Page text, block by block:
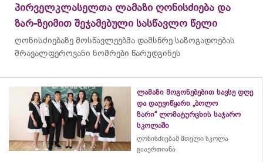
პირველკლასელთა ლამაზი ღონისძიება და
ზარ-ზეიმით შეჯამებული სასწავლო წელი
ღონისძიებაზე მოსწავლეებმა დამსწრე საზოგადოებას
მრავალფეროვანი ნომრები წარუდგინეს
ლამაზი მოგონებებით სავსე დღე
და დაუვიწყარი „ბოლო
ზარი“ ლომატურცხის საჯარო
სკოლაში
ღონისძიებამ მთელი სკოლა
გააერთიანა